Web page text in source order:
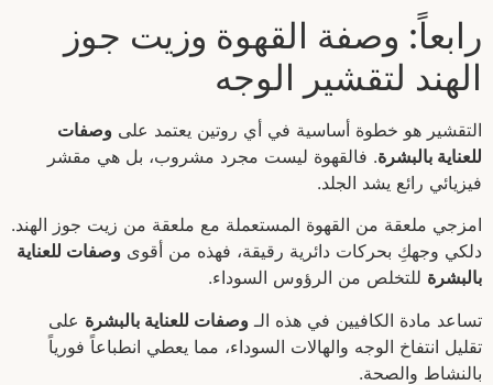
رابعاً: وصفة القهوة وزيت جوز
الهند لتقشير الوجه
التقشير هو خطوة أساسية في أي روتين يعتمد على وصفات
للعناية بالبشرة. فالقهوة ليست مجرد مشروب، بل هي مقشر
فيزيائي رائع يشد الجلد.
امزجي ملعقة من القهوة المستعملة مع ملعقة من زيت جوز الهند.
دلكي وجهكِ بحركات دائرية رقيقة، فهذه من أقوى وصفات للعناية
بالبشرة للتخلص من الرؤوس السوداء.
تساعد مادة الكافيين في هذه الـ وصفات للعناية بالبشرة على
تقليل انتفاخ الوجه والهالات السوداء، مما يعطي انطباعاً فورياً
بالنشاط والصحة.